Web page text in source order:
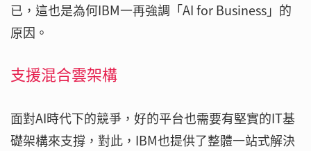
已，這也是為何IBM一再強調「AI for Business」的
原因。
支援混合雲架構
面對AI時代下的競爭，好的平台也需要有堅實的IT基
礎架構來支撐，對此，IBM也提供了整體一站式解決